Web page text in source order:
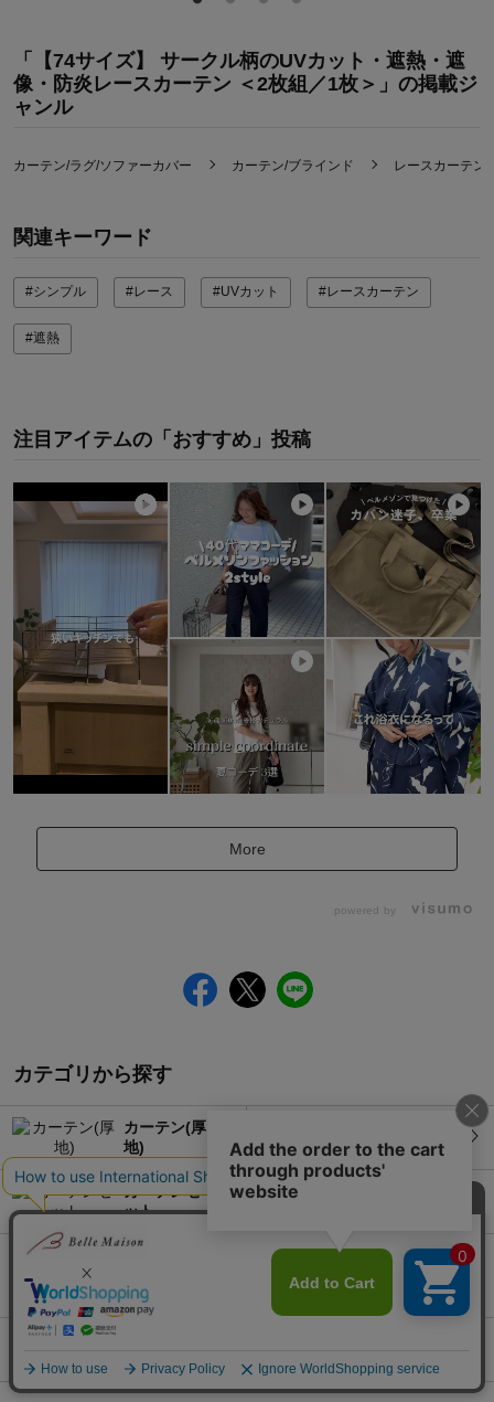
「【74サイズ】 サークル柄のUVカット・遮熱・遮
像・防炎レースカーテン ＜2枚組／1枚＞」の掲載ジ
ャンル
カーテン/ラグ/ソファーカバー カーテン/ブラインド レースカーテン
関連キーワード
#シンプル #レース #UVカット #レースカーテン
#遮熱
注目アイテムの「おすすめ」投稿
More
powered by
カテゴリから探す
カーテン(厚
地)
テン
カーテンセ
ット
カーテン
ロールスクリ
ーン/ブライ
ル/タッセル
OUTLET